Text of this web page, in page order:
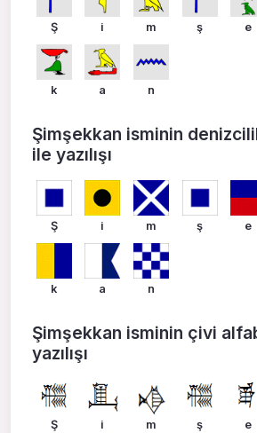
Ş i m ş e
k a n
Şimşekkan isminin
ile yazılışı
Ş i m ş e
k a n
Şimşekkan isminin çivi
yazılışı
Ş i m ş e